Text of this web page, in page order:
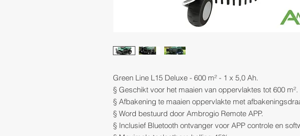
Green Line L15 Deluxe - 600 m² - 1 x 5,0 Ah.
§ Geschikt voor het maaien van oppervlaktes tot 600 m².
§ Afbakening te maaien oppervlakte met
§ Word bestuurd door Ambrogio Remote APP.
§ Inclusief Bluetooth ontvanger voor APP controle en